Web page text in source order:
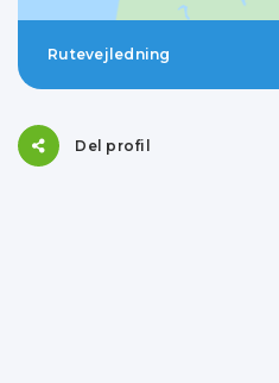
Rutevejledning
Del profil